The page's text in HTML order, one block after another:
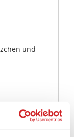
und
1
Halfter, 1